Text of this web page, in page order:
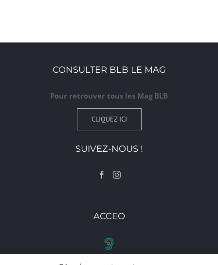
CONSULTER BLB LE MAG
Pour retrouver tous les Mag BLB
CLIQUEZ ICI
SUIVEZ-NOUS !
ACCEO